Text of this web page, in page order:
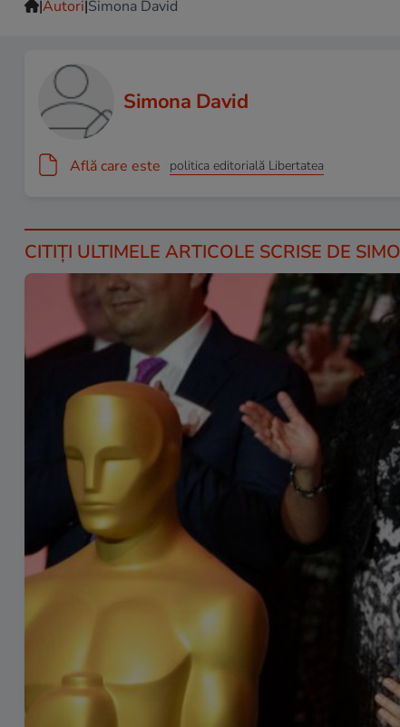
|Autori|Simona David
Simona David
Află care este politica editorială Libertatea
CITIȚI ULTIMELE ARTICOLE SCRISE DE